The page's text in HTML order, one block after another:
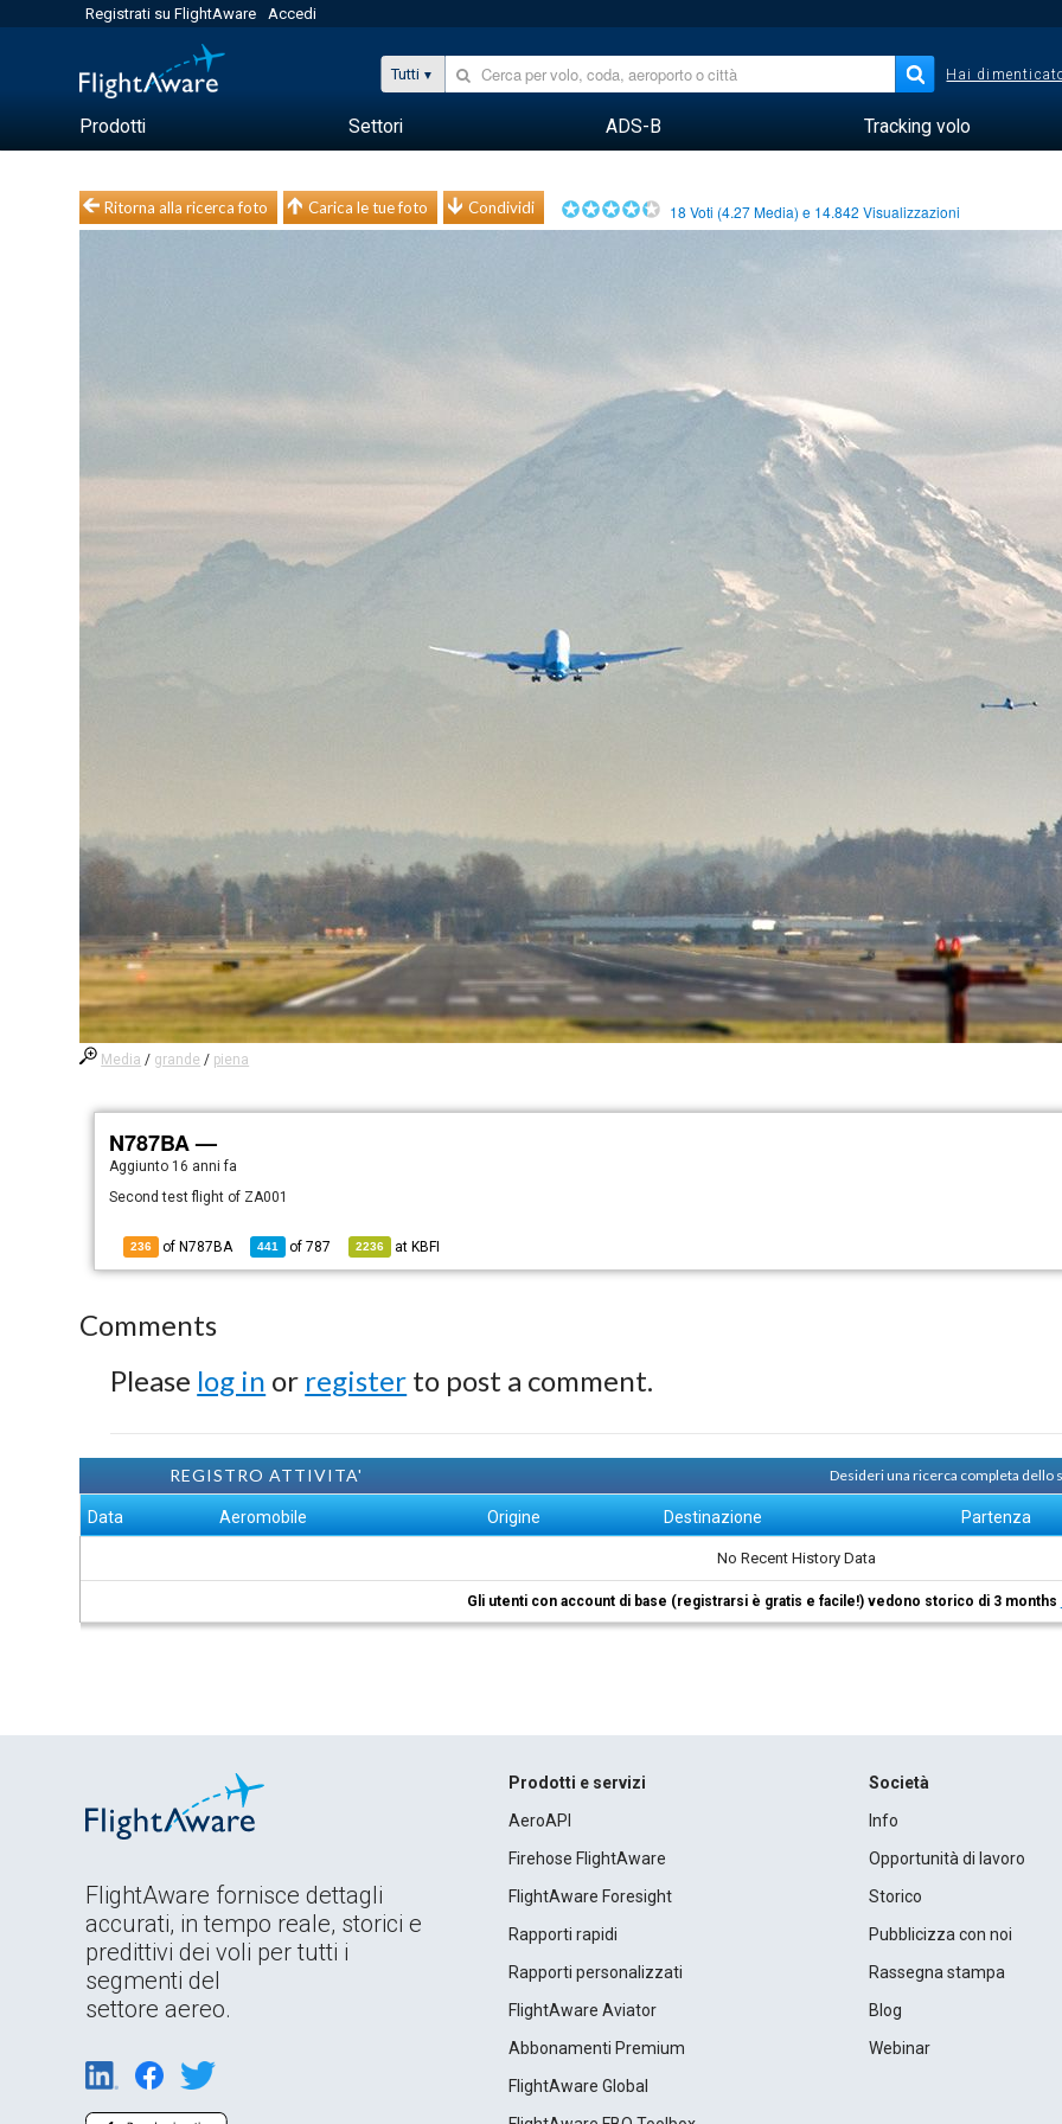
Registrati su FlightAware Accedi
Tutti Hai
Prodotti Settori ADS-B Tracking volo
Ritorna alla ricerca foto Carica le tue foto Condividi 18 Voti (4.27Media) e 14.842 Visualizzazioni
Media / grande / piena
N787BA —
Aggiunto 16 anni fa
Second test flight of ZA001
236 of N787BA 441 of787 2236 at KBFI
Comments
Please log in or register to post a comment.
REGISTRO ATTIVITA' Desideri una ricerca completa dello
Data Aeromobile Origine Destinazione Partenza
No Recent History Data
Gli utenti con account di base (registrarsi è gratis e facile!) vedono storico di 3 months
FlightAware fornisce dettagli
accurati, in tempo reale, storici e
predittivi dei voli per tutti i
segmenti del
settore aereo.
Prodotti e servizi
AeroAPI
Firehose FlightAware
FlightAware Foresight
Rapporti rapidi
Rapporti personalizzati
FlightAware Aviator
Abbonamenti Premium
FlightAware Global
Società
Info
Opportunità di lavoro
Storico
Pubblicizza con noi
Rassegna stampa
Blog
Webinar